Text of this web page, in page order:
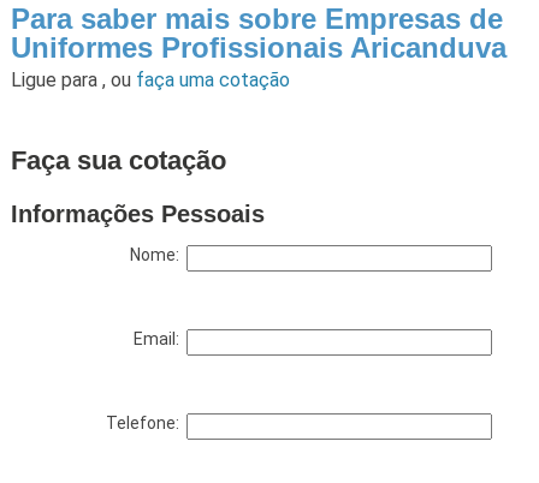
Para saber mais sobre Empresas de
Uniformes Profissionais Aricanduva
Ligue para , ou faça uma cotação
Faça sua cotação
Informações Pessoais
Nome:
Email:
Telefone: